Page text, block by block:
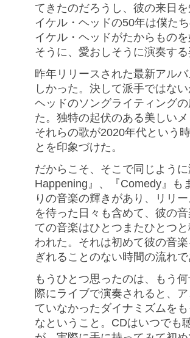
てきたのだろうし、彼の来日
イケル・ヘッドの50年は僕た
イケル・ヘッドがたからもの
そうに、愛おしそうに演奏す
昨年リリースされた最新アル
しかった。決して派手ではな
ヘッドのソングライティング
た。独特の起伏のある美しい
それらの歌が2020年代という
とを印象づけた。
だからこそ、そこで同じよう
Happening』、『Comedy』も
りの音楽の輝きがあり、リリ
を待った日々も含めて、彼の
ての音楽はひとつまたひとつ
われた。それは初めて彼の音
ぎれることのない時間の流れ
もうひとつ思ったのは、もう
際にライブで演奏されると、
ていなかったダイナミズムを
なということ。CDはいつでも